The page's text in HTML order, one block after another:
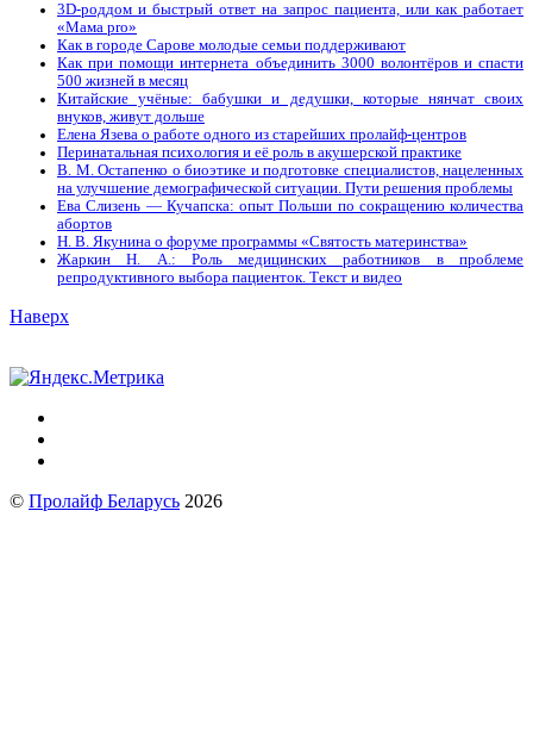
3D-роддом и быстрый ответ на запрос пациента, или как работает
«Мама prо»
Как в городе Сарове молодые семьи поддерживают
Как при помощи интернета объединить 3000 волонтёров и спасти
500 жизней в месяц
Китайские учёные: бабушки и дедушки, которые нянчат своих
внуков, живут дольше
Елена Язева о работе одного из старейших пролайф-центров
Перинатальная психология и её роль в акушерской практике
В. М. Остапенко о биоэтике и подготовке специалистов, нацеленных
на улучшение демографической ситуации. Пути решения проблемы
Ева Слизень — Кучапска: опыт Польши по сокращению количества
абортов
Н. В. Якунина о форуме программы «Святость материнства»
Жаркин Н. А.: Роль медицинских работников в проблеме
репродуктивного выбора пациенток. Tекст и видео
Наверх
© Пролайф Беларусь 2026